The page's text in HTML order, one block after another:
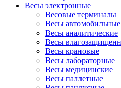
Весы электронные
Весовые терминалы
Весы автомобильные
Весы аналитические
Весы
Весы крановые
Весы лабораторные
Весы медицинские
Весы паллетные